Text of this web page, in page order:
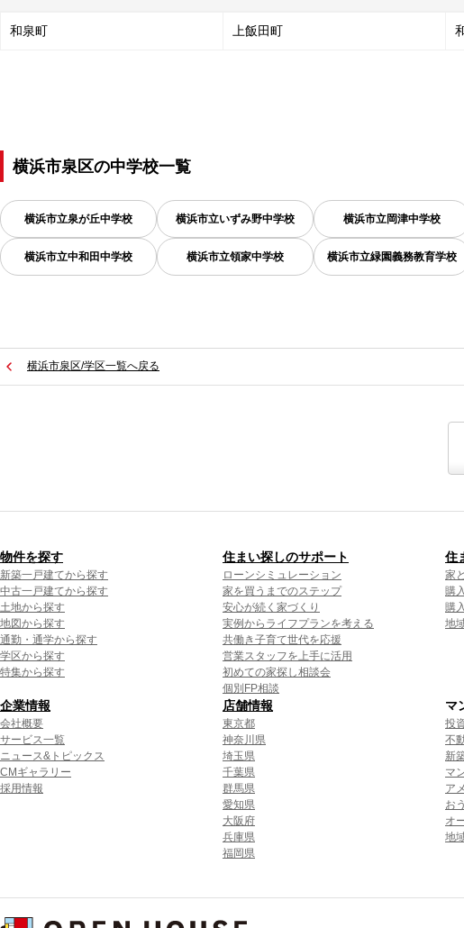
和泉町 上飯田町
横浜市泉区の中学校一覧
横浜市立泉が丘中学校 横浜市立いずみ野中学校 横浜市立岡津中学校
横浜市立中和田中学校 横浜市立領家中学校 横浜市立緑園義務教育学校
横浜市泉区/学区一覧へ戻る
物件を探す
新築一戸建てから探す
中古一戸建てから探す
土地から探す
地図から探す
通勤・通学から探す
学区から探す
特集から探す
住まい探しのサポート
ローンシミュレーション
家を買うまでのステップ
安心が続く家づくり
実例からライフプランを考える
共働き子育て世代を応援
営業スタッフを上手に活用
初めての家探し相談会
個別FP相談
住
家
購
購
地
企業情報
会社概要
サービス一覧
ニュース&トピックス
CMギャラリー
採用情報
店舗情報
東京都
神奈川県
埼玉県
千葉県
群馬県
愛知県
大阪府
兵庫県
福岡県
マ
投
不
新
マ
ア
お
オ
地